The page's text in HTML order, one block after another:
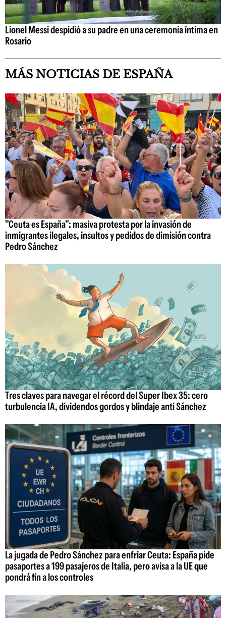
Lionel Messi despidió a su padre en una ceremonia íntima en
Rosario
MÁS NOTICIAS DE ESPAÑA
"Ceuta es España": masiva protesta por la invasión de
inmigrantes ilegales, insultos y pedidos de dimisión contra
Pedro Sánchez
Tres claves para navegar el récord del Super Ibex 35: cero
turbulencia IA, dividendos gordos y blindaje anti Sánchez
La jugada de Pedro Sánchez para enfriar Ceuta: España pide
pasaportes a 199 pasajeros de Italia, pero avisa a la UE que
pondrá fin a los controles